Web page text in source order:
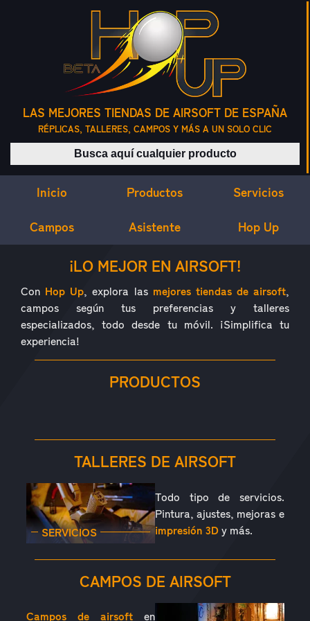
LAS MEJORES TIENDAS DE AIRSOFT DE ESPAÑA
RÉPLICAS, TALLERES, CAMPOS Y MÁS A UN SOLO CLIC
Buscar productos
Inicio Productos Servicios
Campos Asistente Hop Up
¿QUÉ ES HOP UP?¡LO MEJOR EN AIRSOFT!
Con Hop Up, explora las mejores tiendas de airsoft,
campos según tus preferencias y talleres
especializados, todo desde tu móvil. ¡Simplifica tu
experiencia!
PRODUCTOS
ACCESORIOS
TALLERES DE AIRSOFT
SERVICIOS
Todo tipo de servicios.
Pintura, ajustes, mejoras e
impresión 3D y más.
CAMPOS DE AIRSOFT
Campos de airsoften